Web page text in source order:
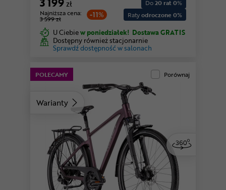
zł
-11%
Najniższa cena:
3 599 zł
Do20 rat 0%
Ratyodroczone 0%
U Ciebiew poniedziałek! Dostawa GRATIS
Dostępny również stacjonarnie
Sprawdź dostępność w salonach
Warianty
POLECAMY Porównaj